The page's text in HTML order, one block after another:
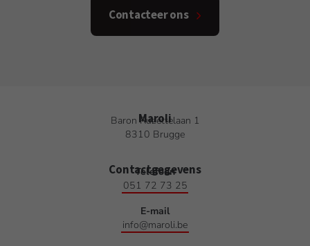
Contacteer ons
Maroli
Baron Ruzettelaan 1
8310 Brugge
Contact­gegevens
Telefoon
051 72 73 25
E-mail
info@maroli.be